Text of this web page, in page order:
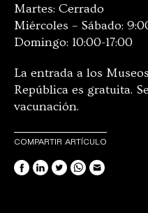
Martes: Cerrado
Miércoles – Sábado:
Domingo: 10:00-17:00
La entrada a los
República es gratuita.
vacunación.
COMPARTIR ARTÍCULO